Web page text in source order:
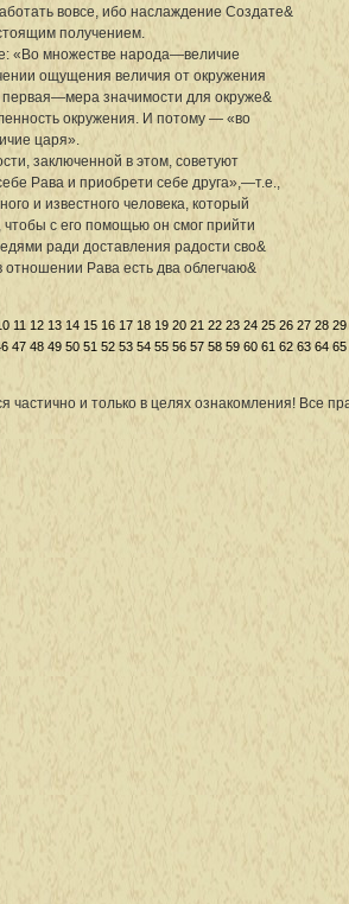
вовсе, ибо наслаждение Создате&
получением.
«Во множестве народа—величие
ощущения величия от окружения
значимости для окруже&
окружения. И потому — «во
царя».
заключенной в этом, советуют
Рава и приобрети себе друга»,—т.е.,
и известного человека, который
с его помощью он смог прийти
ради доставления радости сво&
отношении Рава есть два облегчаю&
11 12 13 14 15 16 17 18 19 20 21 22 23 24 25 26 27 28 29
47 48 49 50 51 52 53 54 55 56 57 58 59 60 61 62 63 64 65
частично и только в целях ознакомления! Все